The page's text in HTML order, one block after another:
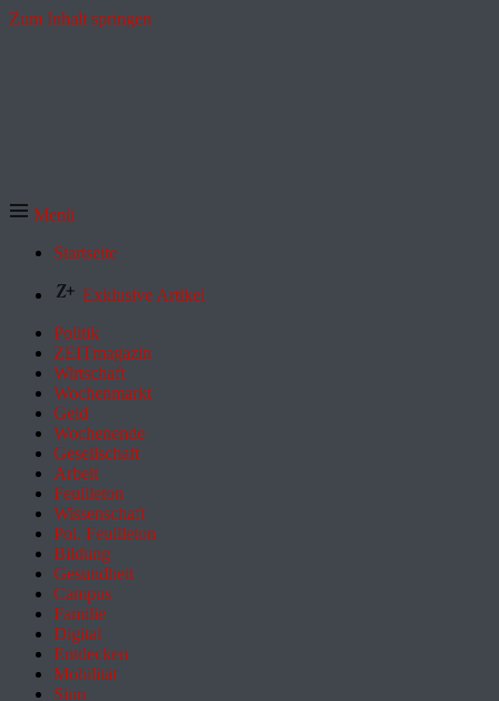
Zum Inhalt springen
Menü
Startseite
Exklusive Artikel
Politik
ZEITmagazin
Wirtschaft
Wochenmarkt
Geld
Wochenende
Gesellschaft
Arbeit
Feuilleton
Wissenschaft
Pol. Feuilleton
Bildung
Gesundheit
Campus
Familie
Digital
Entdecken
Mobilität
Sinn